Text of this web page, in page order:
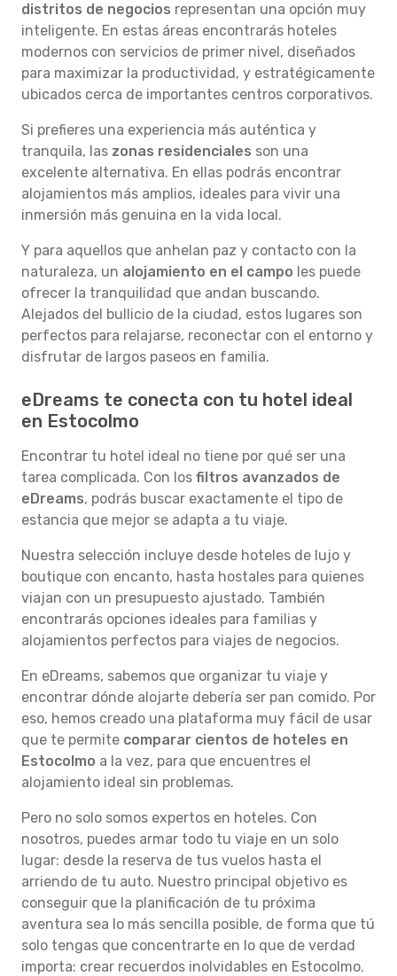
distritos de negocios representan una opción muy
inteligente. En estas áreas encontrarás hoteles
modernos con servicios de primer nivel, diseñados
para maximizar la productividad, y estratégicamente
ubicados cerca de importantes centros corporativos.
Si prefieres una experiencia más auténtica y
tranquila, las zonas residenciales son una
excelente alternativa. En ellas podrás encontrar
alojamientos más amplios, ideales para vivir una
inmersión más genuina en la vida local.
Y para aquellos que anhelan paz y contacto con la
naturaleza, un alojamiento en el campo les puede
ofrecer la tranquilidad que andan buscando.
Alejados del bullicio de la ciudad, estos lugares son
perfectos para relajarse, reconectar con el entorno y
disfrutar de largos paseos en familia.
eDreams te conecta con tu hotel ideal
en Estocolmo
Encontrar tu hotel ideal no tiene por qué ser una
tarea complicada. Con los filtros avanzados de
eDreams, podrás buscar exactamente el tipo de
estancia que mejor se adapta a tu viaje.
Nuestra selección incluye desde hoteles de lujo y
boutique con encanto, hasta hostales para quienes
viajan con un presupuesto ajustado. También
encontrarás opciones ideales para familias y
alojamientos perfectos para viajes de negocios.
En eDreams, sabemos que organizar tu viaje y
encontrar dónde alojarte debería ser pan comido. Por
eso, hemos creado una plataforma muy fácil de usar
que te permite comparar cientos de hoteles en
Estocolmo a la vez, para que encuentres el
alojamiento ideal sin problemas.
Pero no solo somos expertos en hoteles. Con
nosotros, puedes armar todo tu viaje en un solo
lugar: desde la reserva de tus vuelos hasta el
arriendo de tu auto. Nuestro principal objetivo es
conseguir que la planificación de tu próxima
aventura sea lo más sencilla posible, de forma que tú
solo tengas que concentrarte en lo que de verdad
importa: crear recuerdos inolvidables en Estocolmo.